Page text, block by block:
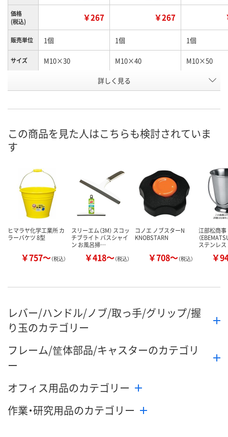
価格
(税込)
￥267 ￥267
販売単位 1個 1個 1個
サイズ M10×30 M10×40 M10×50
17
K795505 K795529 K795530
在庫 あり あり あり
お届け日
数量
カゴへ
数量
カゴへ カ
詳しく見る
この商品を見た人はこちらも検討されていま
す
ヒマラヤ化学工業所 カ
ラーバケツ 8型
￥757～（税込）
スリーエム（3M） スコッ
チブライト バスシャイ
ン お風呂掃…
￥418～（税込）
コノエ ノブスターN
KNOBSTARN
￥708～（税込）
江部松商事
（
ステンレ
￥
レバー/ハンドル/ノブ/取っ手/グリップ/握
り玉のカテゴリー
フレーム/筐体部品/キャスターのカテゴリ
ー
オフィス用品のカテゴリー
作業・研究用品のカテゴリー